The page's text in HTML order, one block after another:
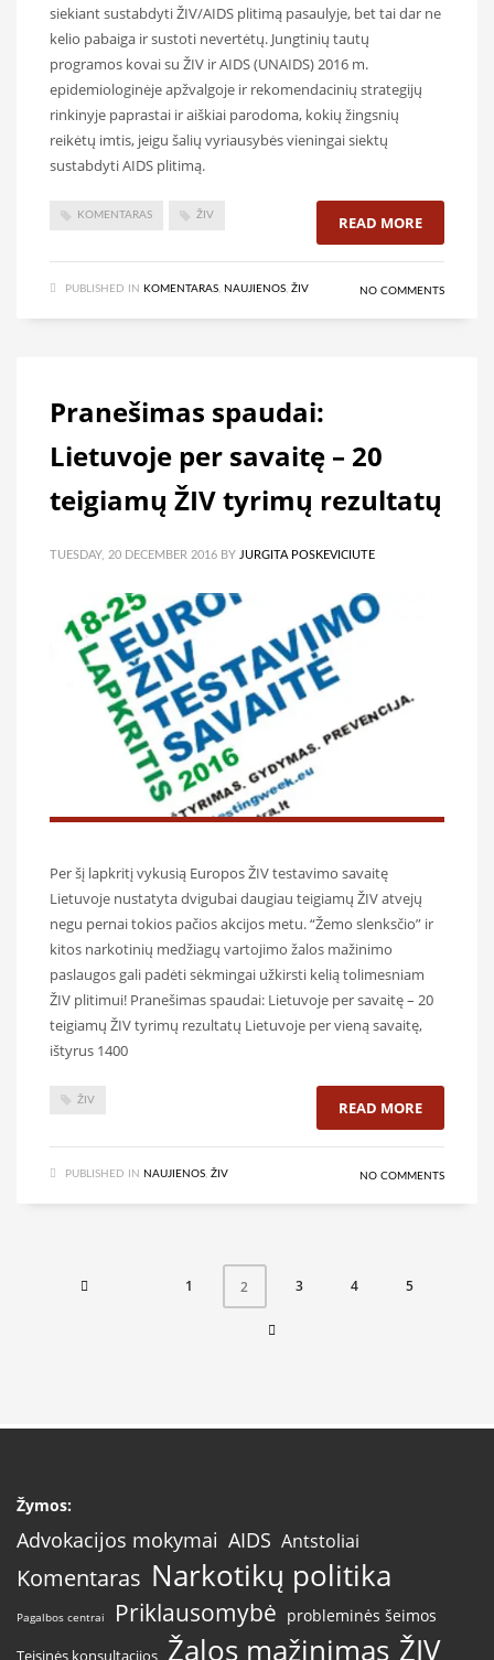
siekiant sustabdyti ŽIV/AIDS plitimą pasaulyje, bet tai dar ne
kelio pabaiga ir sustoti nevertėtų. Jungtinių tautų
programos kovai su ŽIV ir AIDS (UNAIDS) 2016 m.
epidemiologinėje apžvalgoje ir rekomendacinių strategijų
rinkinyje paprastai ir aiškiai parodoma, kokių žingsnių
reikėtų imtis, jeigu šalių vyriausybės vieningai siektų
sustabdyti AIDS plitimą.
KOMENTARAS ŽIV READ MORE
PUBLISHED IN KOMENTARAS, NAUJIENOS, ŽIV NO COMMENTS
Pranešimas spaudai:
Lietuvoje per savaitę – 20
teigiamų ŽIV tyrimų rezultatų
TUESDAY, 20 DECEMBER 2016 BY JURGITA POSKEVICIUTE
Per šį lapkritį vykusią Europos ŽIV testavimo savaitę
Lietuvoje nustatyta dvigubai daugiau teigiamų ŽIV atvejų
negu pernai tokios pačios akcijos metu. “Žemo slenksčio” ir
kitos narkotinių medžiagų vartojimo žalos mažinimo
paslaugos gali padėti sėkmingai užkirsti kelią tolimesniam
ŽIV plitimui! Pranešimas spaudai: Lietuvoje per savaitę – 20
teigiamų ŽIV tyrimų rezultatų Lietuvoje per vieną savaitę,
ištyrus 1400
ŽIV READ MORE
PUBLISHED IN NAUJIENOS ŽIV NO COMMENTS
1 2 3 4 5
Žymos:
Advokacijos mokymai AIDS Antstoliai
Komentaras Narkotikų politika
Pagalbos centrai Priklausomybė probleminės šeimos
Teisinės konsultacijos Žalos mažinimas ŽIV